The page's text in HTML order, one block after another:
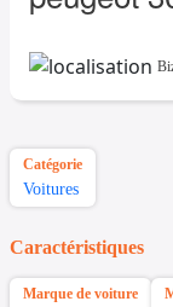
Catégorie
Voitures
Caractéristiques
Marque de voiture